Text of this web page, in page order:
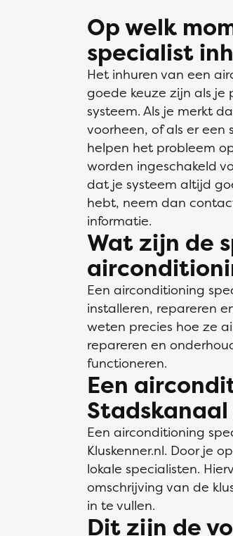
Op welk
specialist
Het inhuren van een
goede keuze zijn als
systeem. Als je merkt
voorheen, of als er een
helpen het probleem
worden ingeschakeld
dat je systeem altijd
hebt, neem dan
informatie.
Wat zijn de
Een airconditioning
installeren, repareren
weten precies hoe ze
repareren en
functioneren.
Een
Een airconditioning
Kluskenner.nl. Door je
lokale specialisten.
omschrijving van de
in te vullen.
Dit zijn de